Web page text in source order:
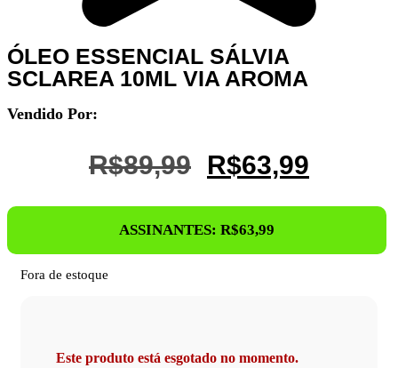
ÓLEO ESSENCIAL SÁLVIA
SCLAREA 10ML VIA AROMA
Vendido Por:
R$89,99
O
Original
Era:
R$63,99
É:
ASSINANTES:R$63,99
Fora de estoque
Este produto está esgotado no momento.